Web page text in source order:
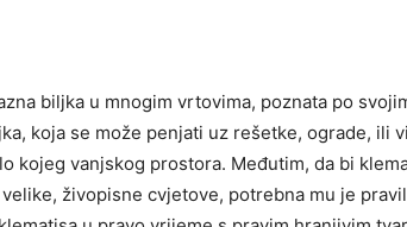
biljka u mnogim vrtovima, poznata po
koja se može penjati uz rešetke, ograde, ili
kojeg vanjskog prostora. Međutim, da bi
živopisne cvjetove, potrebna mu je